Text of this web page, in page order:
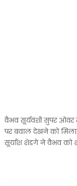
वैभव सूर्यवंशी सुपर ओवर
पर बवाल देखने को
सूर्यांश शेडगे ने वैभव को